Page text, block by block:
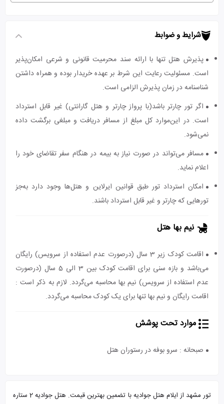
شرایط و ضوابط
پذیرش هتل تنها با ارائه سند محرمیت قانونی و شرعی امکان‌پذیر
است. مسئولیت رعایت این شرط بر عهده خریدار بوده و همراه داشتن
شناسنامه در زمان پذیرش الزامی است.
اگر تور چارتر باشد(با پرواز چارتر و هتل گارانتی) غیر قابل استرداد
است. در این‌موارد کل مبلغ از مسافر دریافت و مبلغی برگشت داده
نمی‌شود.
مسافر می‌تواند در صورت نیاز به بیمه در هنگام سفر تقاضای خود را
اعلام نماید.
امکان استرداد تور طبق قوانین ایرلاین و هتل‌ها وجود دارد به‌جز
تورهایی که چارتر و غیر قابل استرداد باشند.
نیم بها هتل
اقامت کودک زیر 3 سال (درصورت عدم استفاده از سرویس) رایگان
می‌باشد و بازه سنی برای اقامت کودک بین 3 الی 5 سال (درصورت
عدم استفاده از سرویس) نیم بها محاسبه می‌گردد. لازم به ذکر است :
اقامت رایگان و نیم بها تنها برای یک کودک محاسبه می‌گردد.
موارد تحت پوشش
صبحانه : سرو بوفه در رستوران هتل
تور مشهد از ایلام هتل جوادیه با تضمین بهترین قیمت. هتل جوادیه 2 ستاره